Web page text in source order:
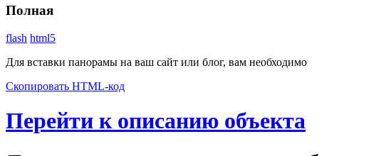
Полная
flash html5
Для вставки панорамы на ваш сайт или блог, вам необходимо
Скопировать HTML-код
Перейти к описанию объекта